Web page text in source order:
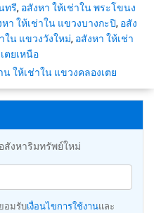
ทรี, อสังหา ให้เช่าใน พระโขนง
หา ให้เช่าใน แขวงบางกะปิ, อสัง
ใน แขวงวังใหม่, อสังหา ให้เช่า
ตยเหนือ
น ให้เช่าใน แขวงคลองเตย
สังหาริมทรัพย์ใหม่
อมรับเงื่อนไขการใช้งานและ